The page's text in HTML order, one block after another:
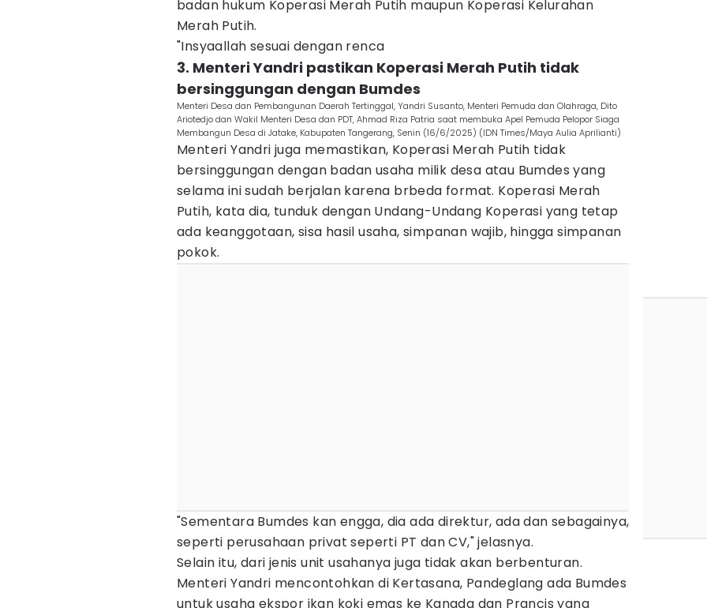
badan hukum Koperasi Merah Putih maupun Koperasi Kelurahan
Merah Putih.
"Insyaallah sesuai dengan renca
3. Menteri Yandri pastikan Koperasi Merah Putih tidak
bersinggungan dengan Bumdes
Menteri Desa dan Pembangunan Daerah Tertinggal, Yandri Susanto, Menteri Pemuda dan Olahraga, Dito
Ariotedjo dan Wakil Menteri Desa dan PDT, Ahmad Riza Patria saat membuka Apel Pemuda Pelopor Siaga
Membangun Desa di Jatake, Kabupaten Tangerang, Senin (16/6/2025) (IDN Times/Maya Aulia Aprilianti)
Menteri Yandri juga memastikan, Koperasi Merah Putih tidak
bersinggungan dengan badan usaha milik desa atau Bumdes yang
selama ini sudah berjalan karena brbeda format. Koperasi Merah
Putih, kata dia, tunduk dengan Undang-Undang Koperasi yang tetap
ada keanggotaan, sisa hasil usaha, simpanan wajib, hingga simpanan
pokok.
"Sementara Bumdes kan engga, dia ada direktur, ada dan sebagainya,
seperti perusahaan privat seperti PT dan CV," jelasnya.
Selain itu, dari jenis unit usahanya juga tidak akan berbenturan.
Menteri Yandri mencontohkan di Kertasana, Pandeglang ada Bumdes
untuk usaha ekspor ikan koki emas ke Kanada dan Prancis yang